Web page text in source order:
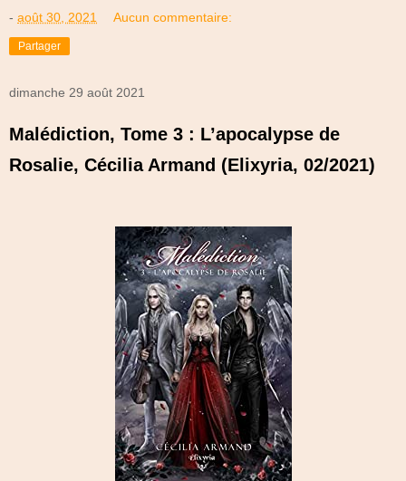
- août 30, 2021 Aucun commentaire:
Partager
dimanche 29 août 2021
Malédiction, Tome 3 : L’apocalypse de
Rosalie, Cécilia Armand (Elixyria, 02/2021)